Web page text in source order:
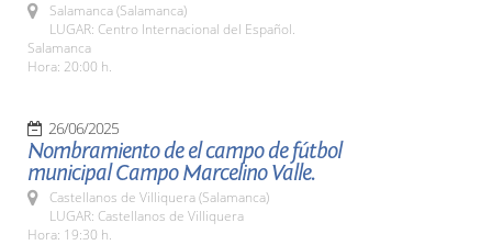
Salamanca (Salamanca)
LUGAR: Centro Internacional del Español.
Salamanca
Hora: 20:00 h.
26/06/2025
Nombramiento de el campo de fútbol
municipal Campo Marcelino Valle.
Castellanos de Villiquera (Salamanca)
LUGAR: Castellanos de Villiquera
Hora: 19:30 h.